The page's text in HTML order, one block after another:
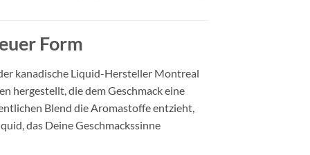
Form
kanadische Liquid-Hersteller Montreal
hergestellt, die dem Geschmack eine
Blend die Aromastoffe entzieht,
das Deine Geschmackssinne